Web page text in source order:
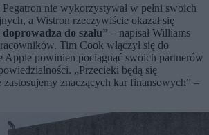
Pegatron nie wykorzystywał w pełni swoich
a Wistron rzeczywiście okazał się
do szału” – napisał Williams
Tim Cook włączył się do
Apple powinien pociągnąć swoich partnerów
„Przecieki będą się
znaczących kar finansowych” –